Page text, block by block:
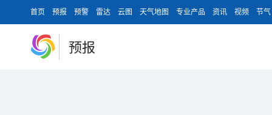
首页 预报 预警 雷达 云图 天气地图 专业产品 资讯 视频 节气
预报